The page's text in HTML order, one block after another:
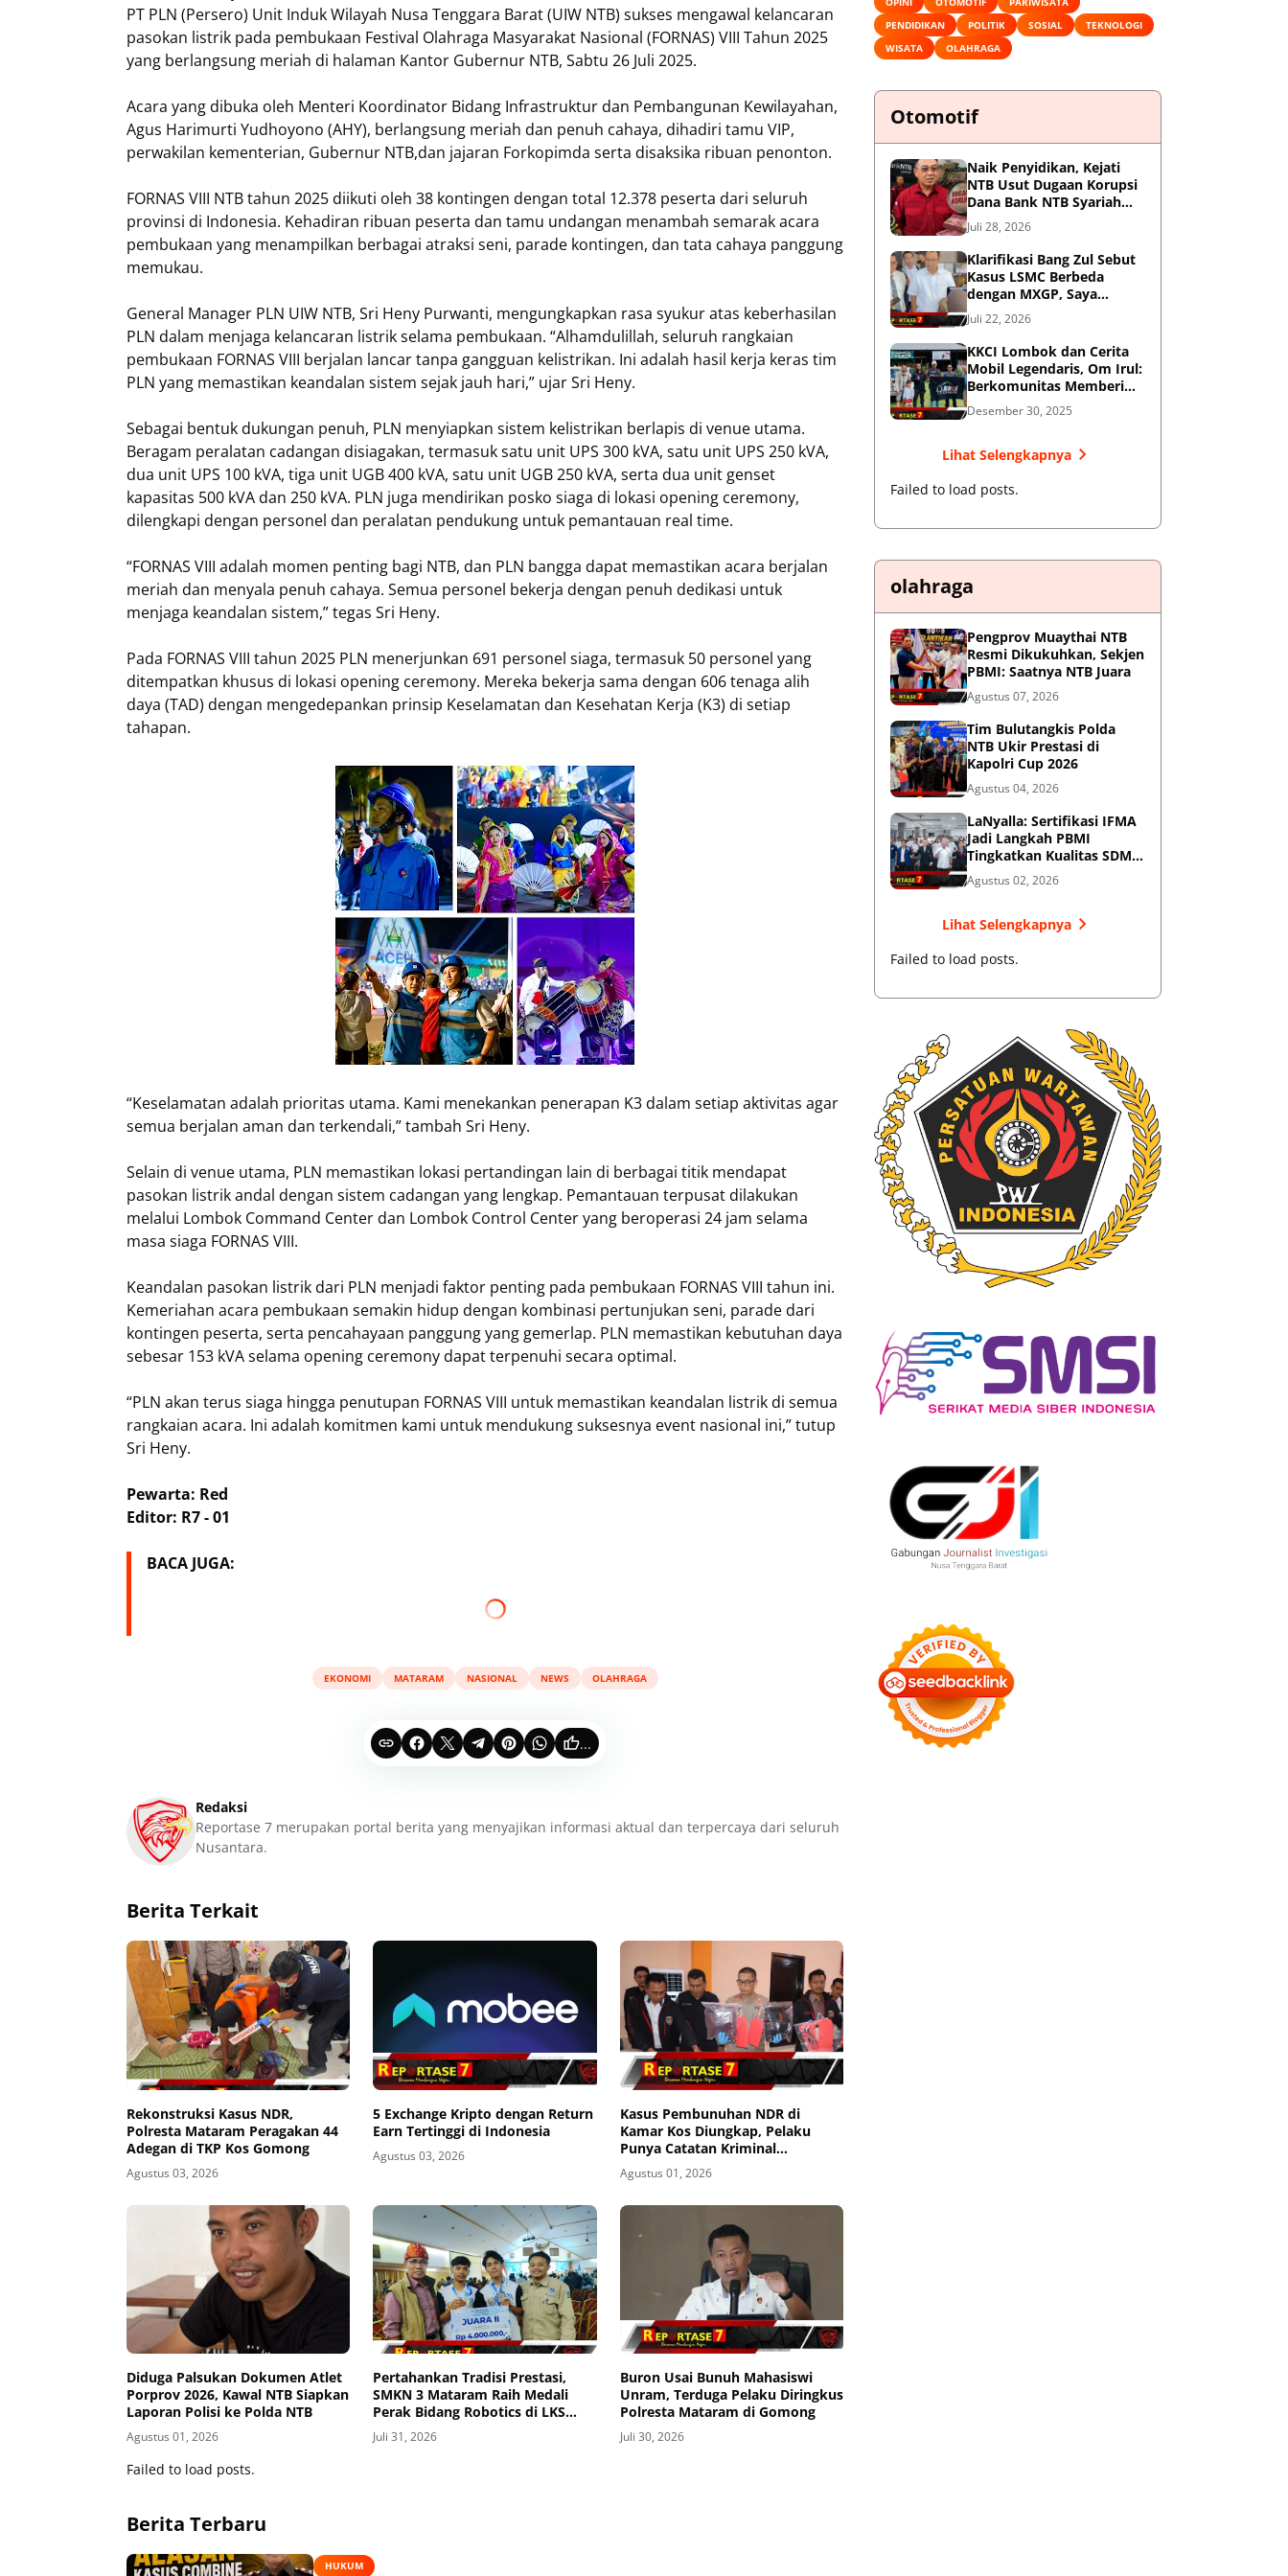
PT PLN (Persero) Unit Induk Wilayah Nusa Tenggara Barat (UIW NTB) sukses mengawal kelancaran
pasokan listrik pada pembukaan Festival Olahraga Masyarakat Nasional (FORNAS) VIII Tahun 2025
yang berlangsung meriah di halaman Kantor Gubernur NTB, Sabtu 26 Juli 2025.
Acara yang dibuka oleh Menteri Koordinator Bidang Infrastruktur dan Pembangunan Kewilayahan,
Agus Harimurti Yudhoyono (AHY), berlangsung meriah dan penuh cahaya, dihadiri tamu VIP,
perwakilan kementerian, Gubernur NTB,dan jajaran Forkopimda serta disaksika ribuan penonton.
FORNAS VIII NTB tahun 2025 diikuti oleh 38 kontingen dengan total 12.378 peserta dari seluruh
provinsi di Indonesia. Kehadiran ribuan peserta dan tamu undangan menambah semarak acara
pembukaan yang menampilkan berbagai atraksi seni, parade kontingen, dan tata cahaya panggung
memukau.
General Manager PLN UIW NTB, Sri Heny Purwanti, mengungkapkan rasa syukur atas keberhasilan
PLN dalam menjaga kelancaran listrik selama pembukaan. “Alhamdulillah, seluruh rangkaian
pembukaan FORNAS VIII berjalan lancar tanpa gangguan kelistrikan. Ini adalah hasil kerja keras tim
PLN yang memastikan keandalan sistem sejak jauh hari,” ujar Sri Heny.
Sebagai bentuk dukungan penuh, PLN menyiapkan sistem kelistrikan berlapis di venue utama.
Beragam peralatan cadangan disiagakan, termasuk satu unit UPS 300 kVA, satu unit UPS 250 kVA,
dua unit UPS 100 kVA, tiga unit UGB 400 kVA, satu unit UGB 250 kVA, serta dua unit genset
kapasitas 500 kVA dan 250 kVA. PLN juga mendirikan posko siaga di lokasi opening ceremony,
dilengkapi dengan personel dan peralatan pendukung untuk pemantauan real time.
“FORNAS VIII adalah momen penting bagi NTB, dan PLN bangga dapat memastikan acara berjalan
meriah dan menyala penuh cahaya. Semua personel bekerja dengan penuh dedikasi untuk
menjaga keandalan sistem,” tegas Sri Heny.
Pada FORNAS VIII tahun 2025 PLN menerjunkan 691 personel siaga, termasuk 50 personel yang
ditempatkan khusus di lokasi opening ceremony. Mereka bekerja sama dengan 606 tenaga alih
daya (TAD) dengan mengedepankan prinsip Keselamatan dan Kesehatan Kerja (K3) di setiap
tahapan.
“Keselamatan adalah prioritas utama. Kami menekankan penerapan K3 dalam setiap aktivitas agar
semua berjalan aman dan terkendali,” tambah Sri Heny.
Selain di venue utama, PLN memastikan lokasi pertandingan lain di berbagai titik mendapat
pasokan listrik andal dengan sistem cadangan yang lengkap. Pemantauan terpusat dilakukan
melalui Lombok Command Center dan Lombok Control Center yang beroperasi 24 jam selama
masa siaga FORNAS VIII.
Keandalan pasokan listrik dari PLN menjadi faktor penting pada pembukaan FORNAS VIII tahun ini.
Kemeriahan acara pembukaan semakin hidup dengan kombinasi pertunjukan seni, parade dari
kontingen peserta, serta pencahayaan panggung yang gemerlap. PLN memastikan kebutuhan daya
sebesar 153 kVA selama opening ceremony dapat terpenuhi secara optimal.
“PLN akan terus siaga hingga penutupan FORNAS VIII untuk memastikan keandalan listrik di semua
rangkaian acara. Ini adalah komitmen kami untuk mendukung suksesnya event nasional ini,” tutup
Sri Heny.
Pewarta: Red
Editor: R7 - 01
BACA JUGA:
EKONOMI MATARAM NASIONAL NEWS OLAHRAGA
...
Redaksi
Reportase 7 merupakan portal berita yang menyajikan informasi aktual dan terpercaya dari seluruh
Nusantara.
Berita Terkait
Rekonstruksi Kasus NDR,
Polresta Mataram Peragakan 44
Adegan di TKP Kos Gomong
Agustus 03, 2026
5 Exchange Kripto dengan Return
Earn Tertinggi di Indonesia
Agustus 03, 2026
Kasus Pembunuhan NDR di
Kamar Kos Diungkap, Pelaku
Punya Catatan Kriminal
Kekerasan
Agustus 01, 2026
Diduga Palsukan Dokumen Atlet
Porprov 2026, Kawal NTB Siapkan
Laporan Polisi ke Polda NTB
Agustus 01, 2026
Pertahankan Tradisi Prestasi,
SMKN 3 Mataram Raih Medali
Perak Bidang Robotics di LKS
Tingkat Provinsi 2026
Juli 31, 2026
Buron Usai Bunuh Mahasiswi
Unram, Terduga Pelaku Diringkus
Polresta Mataram di Gomong
Juli 30, 2026
Failed to load posts.
Berita Terbaru
HUKUM
PENDIDIKAN
POLITIK SOSIAL
TEKNOLOGI
WISATA
OLAHRAGA
Otomotif
Naik Penyidikan, Kejati
NTB Usut Dugaan Korupsi
Dana Bank NTB Syariah
untuk MXGP 2023
Juli 28, 2026
Klarifikasi Bang Zul Sebut
Kasus LSMC Berbeda
dengan MXGP, Saya
Dipanggil Sebagai Saksi
Juli 22, 2026
KKCI Lombok dan Cerita
Mobil Legendaris, Om Irul:
Berkomunitas Memberi
Manfaat dan Membangun
Imej Positif
Desember 30, 2025
Lihat Selengkapnya
Failed to load posts.
olahraga
Pengprov Muaythai NTB
Resmi Dikukuhkan, Sekjen
PBMI: Saatnya NTB Juara
Agustus 07, 2026
Tim Bulutangkis Polda
NTB Ukir Prestasi di
Kapolri Cup 2026
Agustus 04, 2026
LaNyalla: Sertifikasi IFMA
Jadi Langkah PBMI
Tingkatkan Kualitas SDM
Muaythai
Agustus 02, 2026
Lihat Selengkapnya
Failed to load posts.